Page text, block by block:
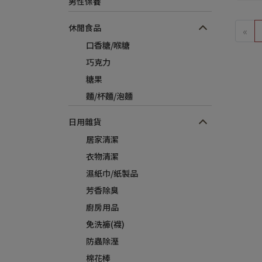
休閒食品
口香糖/喉糖
巧克力
糖果
麵/杯麵/泡麵
日用雜貨
居家清潔
衣物清潔
濕紙巾/紙製品
芳香除臭
廚房用品
免洗褲(襪)
防蟲除溼
棉花棒
«